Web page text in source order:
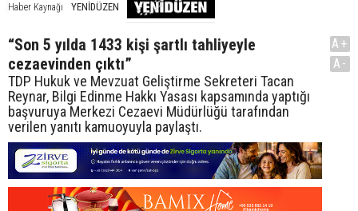
Haber Kaynağı YENİDÜZEN
“Son 5 yılda 1433 kişi şartlı tahliyeyle
cezaevinden çıktı”
TDP Hukuk ve Mevzuat Geliştirme Sekreteri Tacan
Reynar, Bilgi Edinme Hakkı Yasası kapsamında yaptığı
başvuruya Merkezi Cezaevi Müdürlüğü tarafından
verilen yanıtı kamuoyuyla paylaştı.
A+
A-